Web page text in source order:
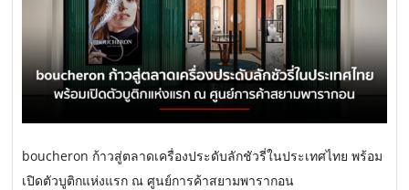
boucheron ก้าวสู่ตลาดเครื่องประดับลักชัวรี่ในประเทศไทย พร้อม
เปิดตัวบูติกแห่งแรก ณ ศูนย์การค้าสยามพารากอน